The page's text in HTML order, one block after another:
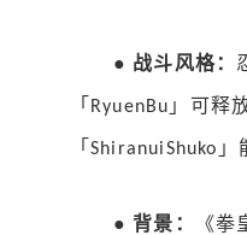
● 战斗风格：
「 RyuenBu 」可释
「ShiranuiShuko 」
● 背景： 《